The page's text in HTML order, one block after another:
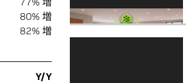
80% 増
82% 増
Y/Y